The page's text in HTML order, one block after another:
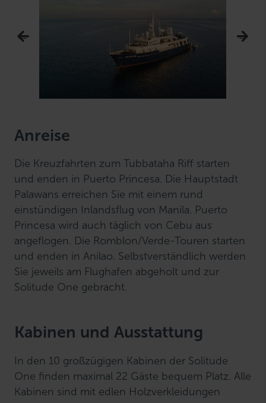
Anreise
Die Kreuzfahrten zum Tubbataha Riff starten
und enden in Puerto Princesa. Die Hauptstadt
Palawans erreichen Sie mit einem rund
einstündigen Inlandsflug von Manila. Puerto
Princesa wird auch täglich von Cebu aus
angeflogen. Die Romblon/Verde-Touren starten
und enden in Anilao. Selbstverständlich werden
Sie jeweils am Flughafen abgeholt und zur
Solitude One gebracht.
Kabinen und Ausstattung
In den 10 großzügigen Kabinen der Solitude
One finden maximal 22 Gäste bequem Platz. Alle
Kabinen sind mit edlen Holzverkleidungen